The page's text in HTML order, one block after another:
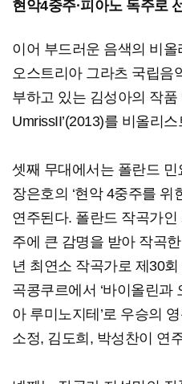
현악4중주·피아노 독주로
이어 부드러운 음색의 비
오스트리아 그라츠 국립음
부하고 있는 김성아의 작품
UmrissII’(2013)를 비올리
셋째 무대에서는 폴란드
장은호의 ‘현악 4중주를 위
연주된다. 폴란드 작곡가
주에 큰 감명을 받아 작곡
년 최연소 작곡가로 제30
곡콩쿠르에서 ‘바이올린과
아 루미노지테’로 우승의
소정, 김도희, 박성찬이 연